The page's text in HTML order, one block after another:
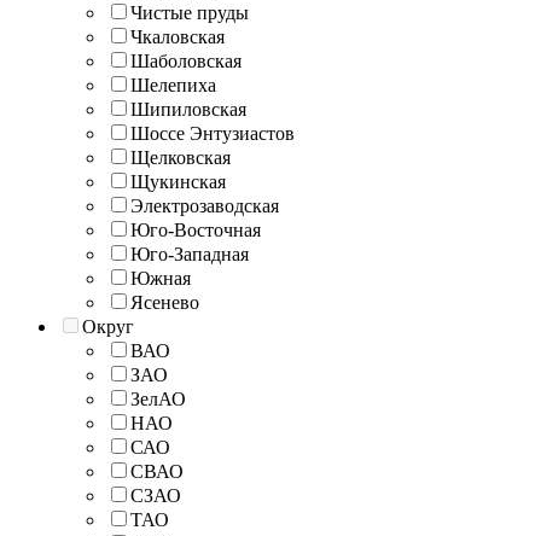
Чистые пруды
Чкаловская
Шаболовская
Шелепиха
Шипиловская
Шоссе Энтузиастов
Щелковская
Щукинская
Электрозаводская
Юго-Восточная
Юго-Западная
Южная
Ясенево
Округ
ВАО
ЗАО
ЗелАО
НАО
САО
СВАО
СЗАО
ТАО